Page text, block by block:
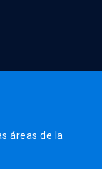
áreas de la